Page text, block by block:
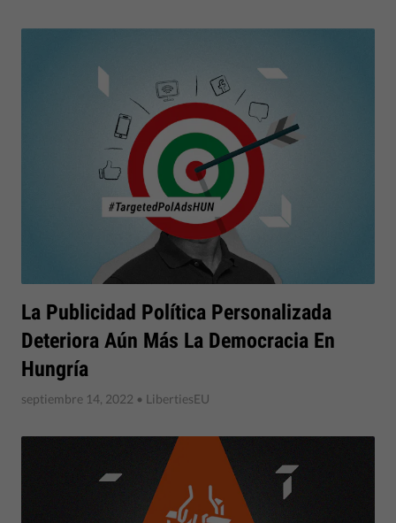
La Publicidad Política Personalizada
Deteriora Aún Más La Democracia En
Hungría
septiembre 14, 2022 • LibertiesEU